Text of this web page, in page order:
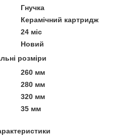
Гнучка
Керамічний картридж
24 міс
Новий
розміри
260 мм
280 мм
320 мм
35 мм